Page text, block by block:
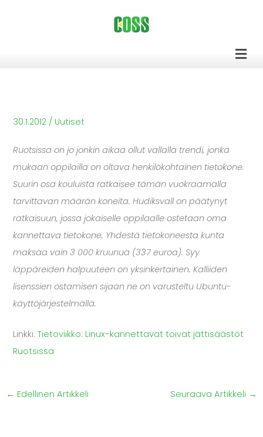
30.1.2012 / Uutiset
Ruotsissa on jo jonkin aikaa ollut vallalla trendi, jonka
mukaan oppilailla on oltava henkilökohtainen tietokone.
Suurin osa kouluista ratkaisee tämän vuokraamalla
tarvittavan määrän koneita. Hudiksvall on päätynyt
ratkaisuun, jossa jokaiselle oppilaalle ostetaan oma
kannettava tietokone. Yhdestä tietokoneesta kunta
maksaa vain 3 000 kruunua (337 euroa). Syy
läppäreiden halpuuteen on yksinkertainen. Kalliiden
lisenssien ostamisen sijaan ne on varusteltu Ubuntu-
käyttöjärjestelmällä.
Linkki:Tietoviikko: Linux-kannettavat toivat jättisäästöt
Ruotsissa
← Edellinen Artikkeli Seuraava Artikkeli →